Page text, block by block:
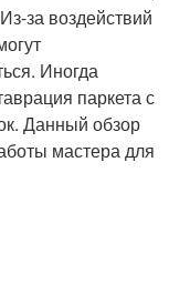
за воздействий
Иногда
паркета с
Данный обзор
мастера для